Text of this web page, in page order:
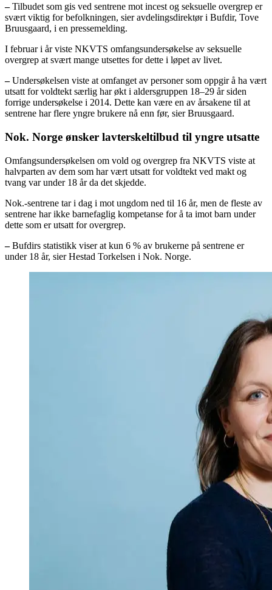
–Tilbudet som gis ved sentrene mot incest og seksuelle overgrep er
svært viktig for befolkningen, sier avdelingsdirektør i Bufdir, Tove
Bruusgaard, i en pressemelding.
I februar i år viste NKVTS omfangsundersøkelse av seksuelle
overgrep at svært mange utsettes for dette i løpet av livet.
–Undersøkelsen viste at omfanget av personer som oppgir å ha vært
utsatt for voldtekt særlig har økt i aldersgruppen 18–29 år siden
forrige undersøkelse i 2014. Dette kan være en av årsakene til at
sentrene har flere yngre brukere nå enn før, sier Bruusgaard.
Nok. Norge ønsker lavterskeltilbud til yngre utsatte
Omfangsundersøkelsen om vold og overgrep fra NKVTS viste at
halvparten av dem som har vært utsatt for voldtekt ved makt og
tvang var under 18 år da det skjedde.
Nok.-sentrene tar i dag i mot ungdom ned til 16 år, men de fleste av
sentrene har ikke barnefaglig kompetanse for å ta imot barn under
dette som er utsatt for overgrep.
–Bufdirs statistikk viser at kun 6 % av brukerne på sentrene er
under 18 år, sier Hestad Torkelsen i Nok. Norge.